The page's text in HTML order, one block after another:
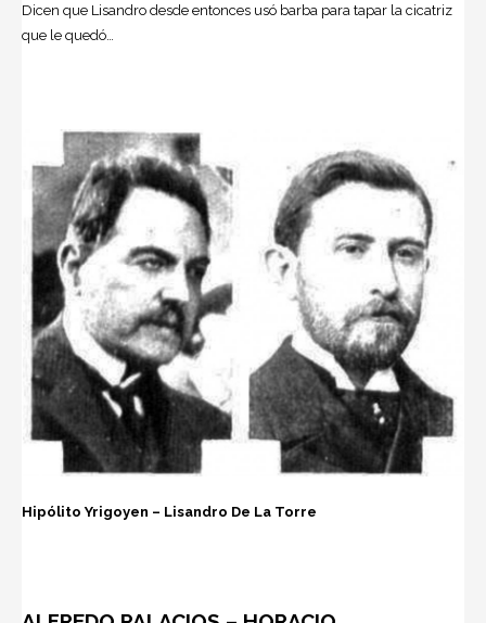
Dicen que Lisandro desde entonces usó barba para tapar la cicatriz
que le quedó…
Hipólito Yrigoyen – Lisandro De La Torre